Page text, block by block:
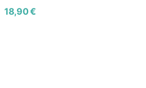
18,90€